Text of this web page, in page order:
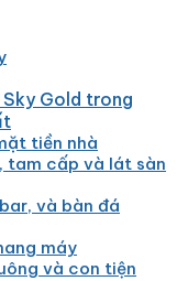
Sky Gold trong
tiền nhà
tam cấp và lát sàn
và bàn đá
máy
và con tiện